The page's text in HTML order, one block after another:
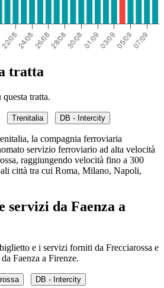
tratta
tratta.
Trenitalia DB - Intercity
la compagnia ferroviaria
servizio ferroviario ad alta velocità
raggiungendo velocità fino a 300
città tra cui Roma, Milano, Napoli,
da Faenza a
e i servizi forniti da Frecciarossa e
Faenza a Firenze.
DB - Intercity